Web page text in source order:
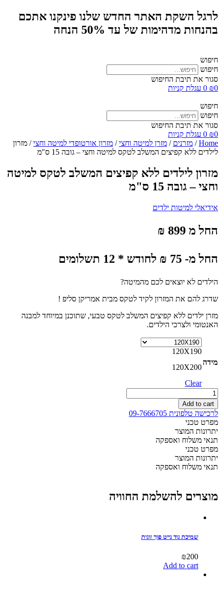
לרגל השקת האתר החדש שלנו פינקנו אתכם
בהנחות מדהימות של עד 50% הנחה
חיפוש
חיפוש
סגור את תיבת החיפוש
₪0
0 עגלת קניות
חיפוש
חיפוש
סגור את תיבת החיפוש
₪0
0 עגלת קניות
Home
/ מזרנים / מזרן למיטה וחצי/ מזרון אורטופדי למיטה וחצי/ מזרון
לילדים ללא קפיצים המשלב לטקס למיטה וחצי – גובה 15 ס"מ
מזרון לילדים ללא קפיצים המשלב לטקס למיטה
וחצי – גובה 15 ס"מ
אידיאלי למיטות ילדים
החל מ 899 ₪
החל מ- 75 ₪ לחודש * 12 תשלומים
הילדים לא יוצאים לכם מהמיטה?
שדרג להם את המזרון לקיד לטקס מבית אמריקן סליפ !
מזרן ילדים ללא קפיצים המשלב לטקס טבעי, שתוכנן במיוחד למבנה
האנטומי ולצרכי הילדים.
מידה
120X190
120X200
Clear
מזרון
לילדים
ללא
קפיצים
המשלב
לטקס
למיטה
וחצי
-
גובה
quantity
Add to cart
לרכישה טלפונית 09-7666705
מפרט טכני
יתרונות המוצר
תנאי משלוח ואספקה
מפרט טכני
יתרונות המוצר
תנאי משלוח ואספקה
מוצרים להשלמת החוויה
שמיכת גוד נייט פוך זוגית
₪200
Add to cart